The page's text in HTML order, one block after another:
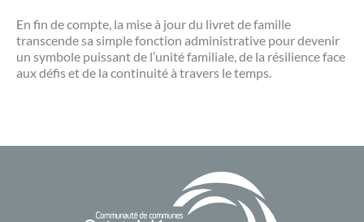
En fin de compte, la mise à jour du livret de famille
transcende sa simple fonction administrative pour devenir
un symbole puissant de l’unité familiale, de la résilience face
aux défis et de la continuité à travers le temps.